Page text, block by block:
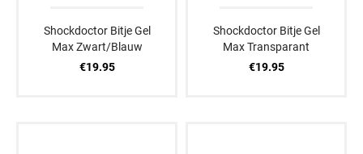
Shockdoctor Bitje Gel
Max Zwart/Blauw
€19.95
Shockdoctor Bitje Gel
Max Transparant
€19.95